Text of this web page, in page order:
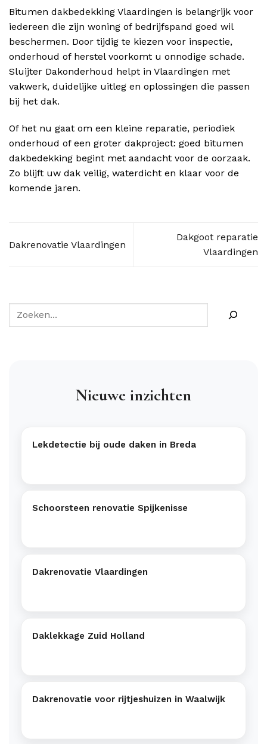
Bitumen dakbedekking Vlaardingen is belangrijk voor
iedereen die zijn woning of bedrijfspand goed wil
beschermen. Door tijdig te kiezen voor inspectie,
onderhoud of herstel voorkomt u onnodige schade.
Sluijter Dakonderhoud helpt in Vlaardingen met
vakwerk, duidelijke uitleg en oplossingen die passen
bij het dak.
Of het nu gaat om een kleine reparatie, periodiek
onderhoud of een groter dakproject: goed bitumen
dakbedekking begint met aandacht voor de oorzaak.
Zo blijft uw dak veilig, waterdicht en klaar voor de
komende jaren.
Dakrenovatie Vlaardingen
Dakgoot reparatie
Vlaardingen
Nieuwe inzichten
Lekdetectie bij oude daken in Breda
Schoorsteen renovatie Spijkenisse
Dakrenovatie Vlaardingen
Daklekkage Zuid Holland
Dakrenovatie voor rijtjeshuizen in Waalwijk